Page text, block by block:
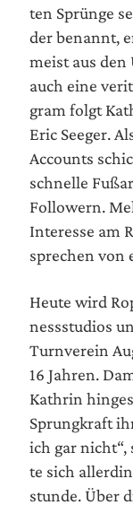
ten Sprün­ge
der benannt,
meist aus den
auch eine
gram folgt
Eric See­ger.
Accounts
schnel­le
Fol­lo­wern.
Inter­es­se am
spre­chen von
Heu­te wird
ness­stu­di­os
Turn­ver­ein
16 Jah­ren.
Kath­rin
Sprung­kraft
ich gar
te sich
stun­de. Über